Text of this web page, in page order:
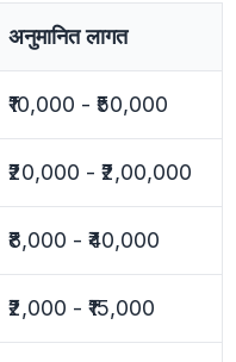
अनुमानित लागत
₹10,000 - ₹50,000
₹20,000 - ₹2,00,000
₹8,000 - ₹40,000
₹2,000 - ₹15,000